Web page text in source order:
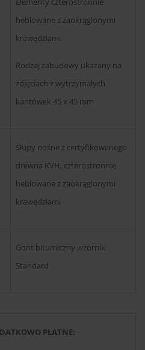
heblowane z zaokrąglonymi
krawędziami
Rodzaj zabudowy ukazany na
zdjęciach z wytrzymałych
kantówek 45 x 45 mm
Słupy nośne z certyfikowanego
drewna KVH, czterostronnie
heblowane z zaokrąglonymi
krawędziami
Gont bitumiczny wzornik
Standard
PŁATNE: